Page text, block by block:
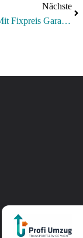
Nächste
Übersiedlung Wien Mit Fixpreis Garantie